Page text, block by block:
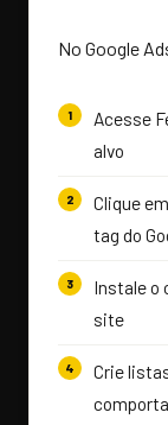
No Google
Acesse
alvo
Clique
tag do
Instale o
site
Crie